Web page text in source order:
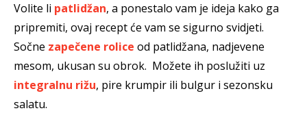
Volite li patlidžan, a ponestalo vam je ideja kako ga
pripremiti, ovaj recept će vam se sigurno svidjeti.
Sočne zapečene rolice od patlidžana, nadjevene
mesom, ukusan su obrok. Možete ih poslužiti uz
integralnu rižu, pire krumpir ili bulgur i sezonsku
salatu.